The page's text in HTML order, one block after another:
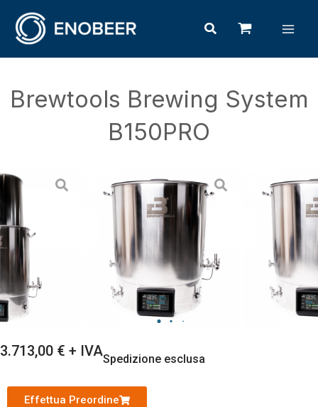
contenuto
Cerca
Brewtools Brewing System
B150PRO
3.713,00 € + IVASpedizione esclusa
Effettua Preordine